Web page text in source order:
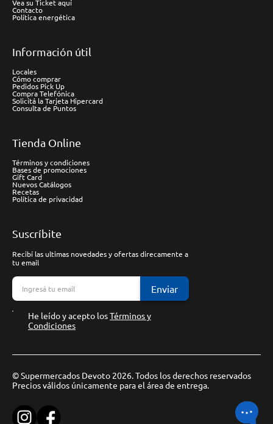
Vea su Ticket aquí
Contacto
Política energética
Información útil
Locales
Cómo comprar
Pedidos Pick Up
Compra Telefónica
Solicitá la Tarjeta Hipercard
Consulta de Puntos
Tienda Online
Términos y condiciones
Bases de promociones
Gift Card
Nuevos Catálogos
Recetas
Política de privacidad
Suscríbite
Recibí las ultimas novedades y ofertas direcamente a
tu email
Enviar
He leído y acepto losTérminos y
Condiciones
© Supermercados Devoto 2026. Todos los derechos reservados
Precios válidos únicamente para el área de entrega.